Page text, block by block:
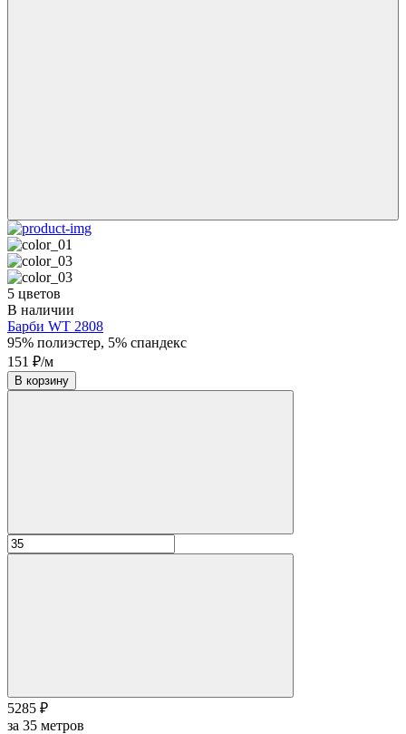
5 цветов
В наличии
Барби WT 2808
95% полиэстер, 5% спандекс
151 ₽/м
В корзину
5285 ₽
за 35 метров